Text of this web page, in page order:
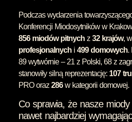
Podczas wydarzenia
Konferencji Miodosytników w
856 miodów pitnych z32 krajów,
profesjonalnych i499 domowych.
89 wytwórnie – 21 z Polski, 68 z
stanowiły silną reprezentację: 107
PRO oraz286w kategorii domowej.
Co sprawia, że nasze
nawet najbardziej